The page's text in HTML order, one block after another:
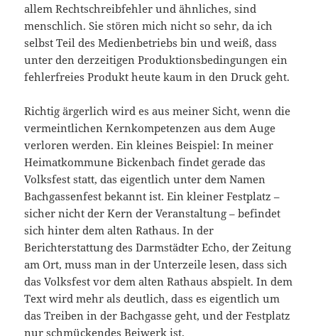
allem Rechtschreibfehler und ähnliches, sind
menschlich. Sie stören mich nicht so sehr, da ich
selbst Teil des Medienbetriebs bin und weiß, dass
unter den derzeitigen Produktionsbedingungen ein
fehlerfreies Produkt heute kaum in den Druck geht.
Richtig ärgerlich wird es aus meiner Sicht, wenn die
vermeintlichen Kernkompetenzen aus dem Auge
verloren werden. Ein kleines Beispiel: In meiner
Heimatkommune Bickenbach findet gerade das
Volksfest statt, das eigentlich unter dem Namen
Bachgassenfest bekannt ist. Ein kleiner Festplatz –
sicher nicht der Kern der Veranstaltung – befindet
sich hinter dem alten Rathaus. In der
Berichterstattung des Darmstädter Echo, der Zeitung
am Ort, muss man in der Unterzeile lesen, dass sich
das Volksfest vor dem alten Rathaus abspielt. In dem
Text wird mehr als deutlich, dass es eigentlich um
das Treiben in der Bachgasse geht, und der Festplatz
nur schmückendes Beiwerk ist.